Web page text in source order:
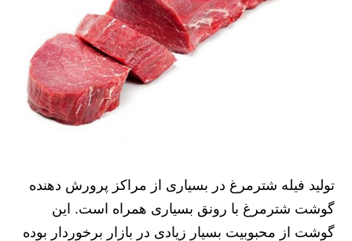
تولید فیله شترمرغ در بسیاری از مراکز پرورش دهنده
گوشت شترمرغ با رونق بسیاری همراه است. این
گوشت از محبوبیت بسیار زیادی در بازار برخوردار بوده